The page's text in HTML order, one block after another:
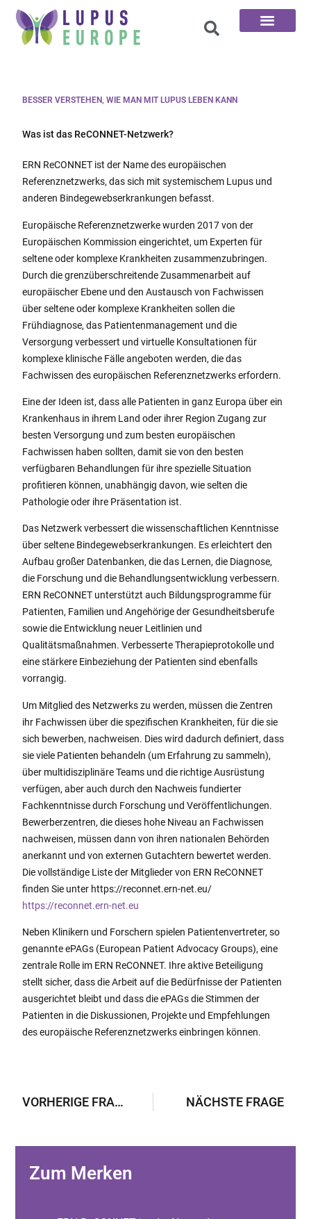
BESSER VERSTEHEN, WIE MAN MIT LUPUS LEBEN KANN
Was ist das ReCONNET-Netzwerk?
ERN ReCONNET ist der Name des europäischen
Referenznetzwerks, das sich mit systemischem Lupus und
anderen Bindegewebserkrankungen befasst.
Europäische Referenznetzwerke wurden 2017 von der
Europäischen Kommission eingerichtet, um Experten für
seltene oder komplexe Krankheiten zusammenzubringen.
Durch die grenzüberschreitende Zusammenarbeit auf
europäischer Ebene und den Austausch von Fachwissen
über seltene oder komplexe Krankheiten sollen die
Frühdiagnose, das Patientenmanagement und die
Versorgung verbessert und virtuelle Konsultationen für
komplexe klinische Fälle angeboten werden, die das
Fachwissen des europäischen Referenznetzwerks erfordern.
Eine der Ideen ist, dass alle Patienten in ganz Europa über ein
Krankenhaus in ihrem Land oder ihrer Region Zugang zur
besten Versorgung und zum besten europäischen
Fachwissen haben sollten, damit sie von den besten
verfügbaren Behandlungen für ihre spezielle Situation
profitieren können, unabhängig davon, wie selten die
Pathologie oder ihre Präsentation ist.
Das Netzwerk verbessert die wissenschaftlichen Kenntnisse
über seltene Bindegewebserkrankungen. Es erleichtert den
Aufbau großer Datenbanken, die das Lernen, die Diagnose,
die Forschung und die Behandlungsentwicklung verbessern.
ERN ReCONNET unterstützt auch Bildungsprogramme für
Patienten, Familien und Angehörige der Gesundheitsberufe
sowie die Entwicklung neuer Leitlinien und
Qualitätsmaßnahmen. Verbesserte Therapieprotokolle und
eine stärkere Einbeziehung der Patienten sind ebenfalls
vorrangig.
Um Mitglied des Netzwerks zu werden, müssen die Zentren
ihr Fachwissen über die spezifischen Krankheiten, für die sie
sich bewerben, nachweisen. Dies wird dadurch definiert, dass
sie viele Patienten behandeln (um Erfahrung zu sammeln),
über multidisziplinäre Teams und die richtige Ausrüstung
verfügen, aber auch durch den Nachweis fundierter
Fachkenntnisse durch Forschung und Veröffentlichungen.
Bewerberzentren, die dieses hohe Niveau an Fachwissen
nachweisen, müssen dann von ihren nationalen Behörden
anerkannt und von externen Gutachtern bewertet werden.
Die vollständige Liste der Mitglieder von ERN ReCONNET
finden Sie unter https://reconnet.ern-net.eu/
https://reconnet.ern-net.eu
Neben Klinikern und Forschern spielen Patientenvertreter, so
genannte ePAGs (European Patient Advocacy Groups), eine
zentrale Rolle im ERN ReCONNET. Ihre aktive Beteiligung
stellt sicher, dass die Arbeit auf die Bedürfnisse der Patienten
ausgerichtet bleibt und dass die ePAGs die Stimmen der
Patienten in die Diskussionen, Projekte und Empfehlungen
des europäische Referenznetzwerks einbringen können.
VORHERIGE FRAGE NÄCHSTE FRAGE
Zum Merken